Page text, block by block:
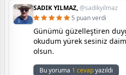
SADIK YILMAZ,@sadikyilmaz
5 puan verdi
Günümü güzelleştiren
okudum yürek sesiniz
olsun.
Bu yoruma 1 cevapyazıldı